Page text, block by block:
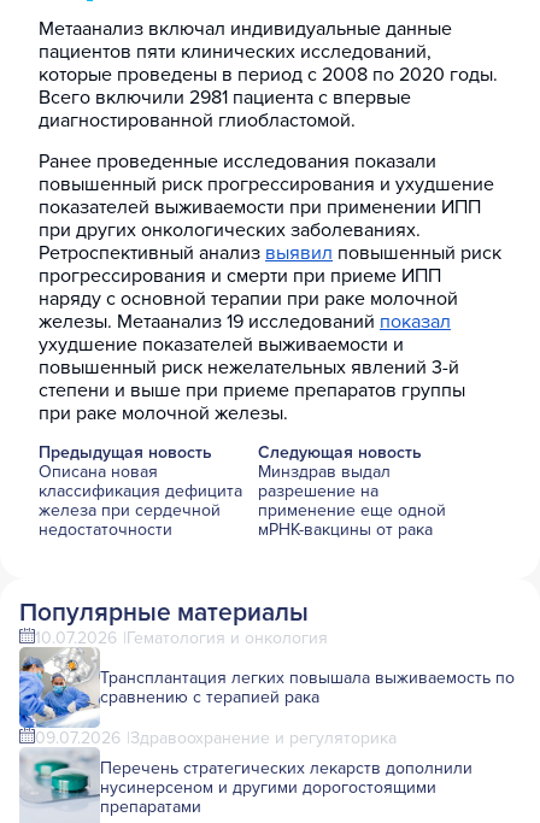
Метаанализ включал индивидуальные данные
пациентов пяти клинических исследований,
которые проведены в период с 2008 по 2020 годы.
Всего включили 2981 пациента с впервые
диагностированной глиобластомой.
Ранее проведенные исследования показали
повышенный риск прогрессирования и ухудшение
показателей выживаемости при применении ИПП
при других онкологических заболеваниях.
Ретроспективный анализ выявил повышенный риск
прогрессирования и смерти при приеме ИПП
наряду с основной терапии при раке молочной
железы. Метаанализ 19 исследований показал
ухудшение показателей выживаемости и
повышенный риск нежелательных явлений 3-й
степени и выше при приеме препаратов группы
при раке молочной железы.
Предыдущая новость
Описана новая
классификация дефицита
железа при сердечной
недостаточности
Следующая новость
Минздрав выдал
разрешение на
применение еще одной
мРНК-вакцины от рака
Популярные материалы
10.07.2026 Гематология и онкология
Трансплантация легких повышала выживаемость по
сравнению с терапией рака
09.07.2026 Здравоохранение и регуляторика
Перечень стратегических лекарств дополнили
нусинерсеном и другими дорогостоящими
препаратами